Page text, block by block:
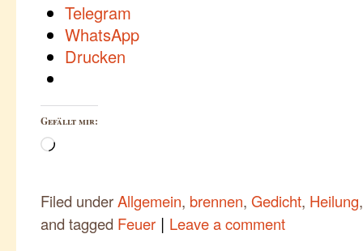
Telegram
WhatsApp
Drucken
Gefällt mir:
Wird
Filed underAllgemein, brennen, Gedicht, Heilung
and tagged Feuer | Leave a comment